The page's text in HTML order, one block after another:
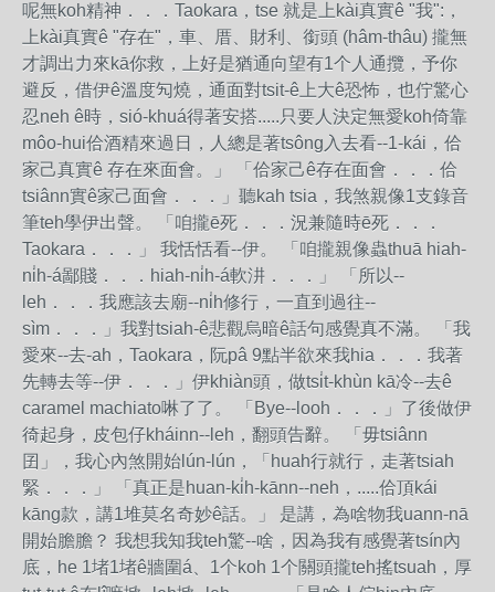
呢無koh精神．．．Taokara，tse 就是上kài真實ê "我":，
上kài真實ê "存在"，車、厝、財利、銜頭 (hâm-thâu) 攏無
才調出力來kā你救，上好是猶通向望有1个人通攬，予你
避反，借伊ê溫度勼燒，通面對tsit-ê上大ê恐怖，也佇驚心
忍neh ê時，sió-khuá得著安搭.....只要人決定無愛koh倚靠
môo-hui佮酒精來過日，人總是著tsông入去看--1-kái，佮
家己真實ê 存在來面會。」 「佮家己ê存在面會．．．佮
tsiânn實ê家己面會．．．」聽kah tsia，我煞親像1支錄音
筆teh學伊出聲。 「咱攏ē死．．．況兼隨時ē死．．．
Taokara．．．」 我恬恬看--伊。 「咱攏親像蟲thuā hiah-
ni̍h-á鄙賤．．．hiah-ni̍h-á軟汫．．．」 「所以--
leh．．．我應該去廟--ni̍h修行，一直到過往--
sìm．．．」我對tsiah-ê悲觀烏暗ê話句感覺真不滿。 「我
愛來--去-ah，Taokara，阮pâ 9點半欲來我hia．．．我著
先轉去等--伊．．．」伊khiàn頭，做tsi̍t-khùn kā冷--去ê
caramel machiato啉了了。 「Bye--looh．．．」了後做伊
徛起身，皮包仔kháinn--leh，翻頭告辭。 「毋tsiânn
囝」，我心內煞開始lún-lún，「huah行就行，走著tsiah
緊．．．」 「真正是huan-ki̍h-kānn--neh，.....佮頂kái
kāng款，講1堆莫名奇妙ê話。」 是講，為啥物我uann-nā
開始膽膽？ 我想我知我teh驚--啥，因為我有感覺著tsín內
底，he 1堵1堵ê牆圍á、1个koh 1个關頭攏teh搖tsuah，厚